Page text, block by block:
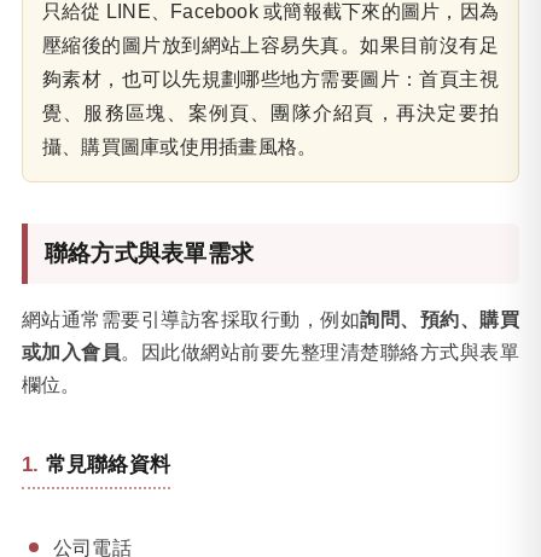
只給從 LINE、Facebook 或簡報截下來的圖片，因為
壓縮後的圖片放到網站上容易失真。如果目前沒有足
夠素材，也可以先規劃哪些地方需要圖片：首頁主視
覺、服務區塊、案例頁、團隊介紹頁，再決定要拍
攝、購買圖庫或使用插畫風格。
聯絡方式與表單需求
網站通常需要引導訪客採取行動，例如詢問、預約、購買
或加入會員。因此做網站前要先整理清楚聯絡方式與表單
欄位。
常見聯絡資料
公司電話